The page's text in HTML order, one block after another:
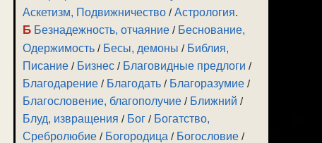
Аскетизм, Подвижничество /Астрология.
Б Безнадежность, отчаяние / Беснование,
Одержимость / Бесы, демоны / Библия,
Писание / Бизнес / Благовидные предлоги /
Благодарение / Благодать / Благоразумие /
Благословение, благополучие / Ближний /
Блуд, извращения / Бог / Богатство,
Сребролюбие / Богородица / Богословие /